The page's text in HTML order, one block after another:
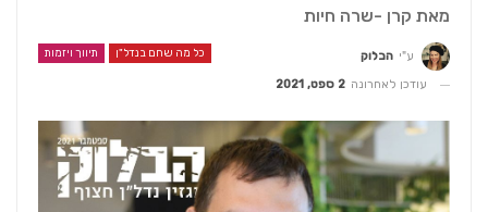
מאת קרן -שרה חיות
כל מה שחם בנדל"ן תיווך ויזמות ע"י הבלוק
עודכן לאחרונה 2 ספט, 2021